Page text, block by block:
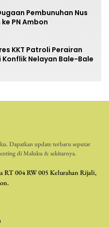
Pembunuhan Nus
PN Ambon
KKT Patroli Perairan
Nelayan Bale-Bale
Dapatkan update terbaru seputar
di Maluku & sekitarnya.
RT 004 RW 005 Kelurahan Rijali,